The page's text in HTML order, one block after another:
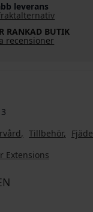
Tillbehör
Extensions
leverans
RANKAD BUTIK
recensioner